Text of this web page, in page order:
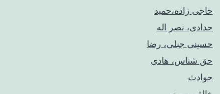
حاجی زاده،حمید
حدادی، نصر اله
حسینی جبلی، رضا
حق شناس، هادی
حوادث